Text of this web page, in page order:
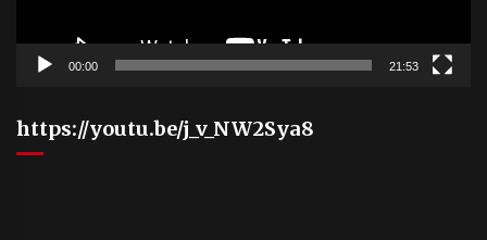
00:00 21:53
https://youtu.be/j_v_NW2Sya8